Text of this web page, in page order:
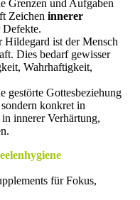
Grenzen und Aufgaben
Zeichen innerer
Hildegard ist der Mensch
Dies bedarf gewisser
Wahrhaftigkeit,
gestörte Gottesbeziehung
konkret in
innerer Verhärtung,
für Fokus,